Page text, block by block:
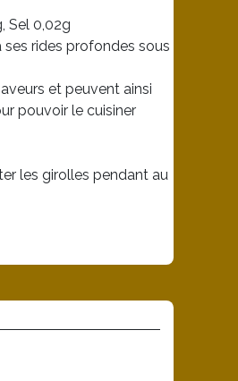
Sel 0,02g
rides profondes sous
et peuvent ainsi
pouvoir le cuisiner
les girolles pendant au